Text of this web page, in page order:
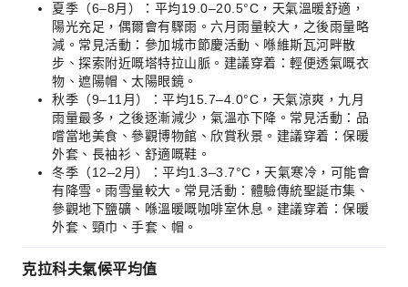
夏季（6–8月）：平均19.0–20.5°C，天氣溫暖舒適，
陽光充足，偶爾會有驟雨。六月雨量較大，之後雨量略
減。常見活動：參加城市節慶活動、喺維斯瓦河畔散
步、探索附近嘅塔特拉山脈。建議穿着：輕便透氣嘅衣
物、遮陽帽、太陽眼鏡。
秋季（9–11月）：平均15.7–4.0°C，天氣涼爽，九月
雨量最多，之後逐漸減少，氣溫亦下降。常見活動：品
嚐當地美食、參觀博物館、欣賞秋景。建議穿着：保暖
外套、長袖衫、舒適嘅鞋。
冬季（12–2月）：平均1.3–3.7°C，天氣寒冷，可能會
有降雪。雨雪量較大。常見活動：體驗傳統聖誕市集、
參觀地下鹽礦、喺溫暖嘅咖啡室休息。建議穿着：保暖
外套、頸巾、手套、帽。
克拉科夫氣候平均值